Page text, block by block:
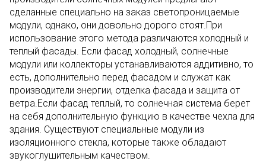
сделанные специально на заказ светопроницаемые
модули, однако, они довольно дорого стоят.При
использование этого метода различаются холодный и
теплый фасады. Если фасад холодный, солнечные
модули или коллекторы устанавливаются аддитивно, то
есть, дополнительно перед фасадом и служат как
производители энергии, отделка фасада и защита от
ветра.Если фасад теплый, то солнечная система берет
на себя дополнительную функцию в качестве чехла для
здания. Существуют специальные модули из
изоляционного стекла, которые также обладают
звукоглушительным качеством.